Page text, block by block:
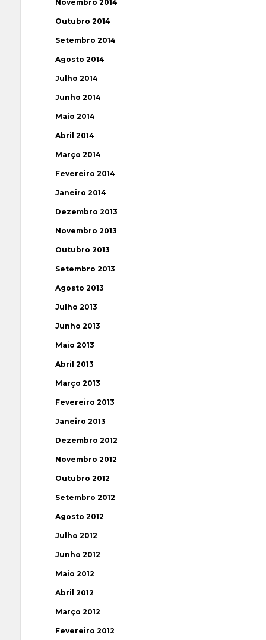
Novembro 2014
Outubro 2014
Setembro 2014
Agosto 2014
Julho 2014
Junho 2014
Maio 2014
Abril 2014
Março 2014
Fevereiro 2014
Janeiro 2014
Dezembro 2013
Novembro 2013
Outubro 2013
Setembro 2013
Agosto 2013
Julho 2013
Junho 2013
Maio 2013
Abril 2013
Março 2013
Fevereiro 2013
Janeiro 2013
Dezembro 2012
Novembro 2012
Outubro 2012
Setembro 2012
Agosto 2012
Julho 2012
Junho 2012
Maio 2012
Abril 2012
Março 2012
Fevereiro 2012